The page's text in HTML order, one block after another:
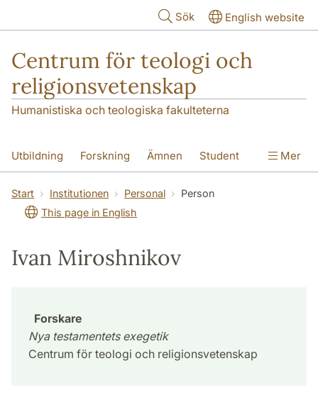
Sök English website
Centrum för teologi och
religionsvetenskap
Humanistiska och teologiska fakulteterna
Utbildning Forskning Ämnen Student
Institutionen
Mer
Start Institutionen Personal
Person
This page in English
Ivan Miroshnikov
Forskare
Nya testamentets exegetik
Centrum för teologi och religionsvetenskap